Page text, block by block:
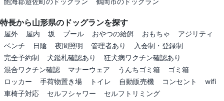
特長から山形県のドッグランを探す
屋外 屋内 坂 プール おやつの給餌 おもちゃ
アジリティ
ベンチ
日陰 夜間照明 管理者あり
入会制・登録制
完全予約制
犬鑑札確認あり
狂犬病ワクチン確認あり
混合ワクチン確認
マナーウェア うんちゴミ箱
ゴミ箱
ロッカー
手荷物置き場 トイレ 自動販売機 コンセント
wifi
車椅子対応
セルフシャワー セルフトリミング